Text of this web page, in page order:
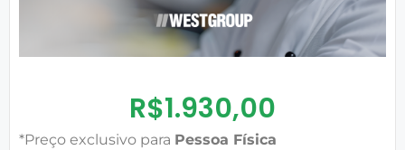
R$1.930,00
*Preço exclusivo para Pessoa Física